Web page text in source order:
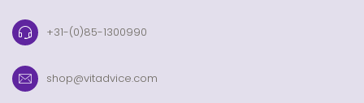
+31-(0)85-1300990
shop@vitadvice.com